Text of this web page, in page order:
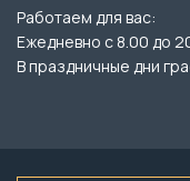
Работаем для вас:
Ежедневно с 8.00 до
В праздничные дни